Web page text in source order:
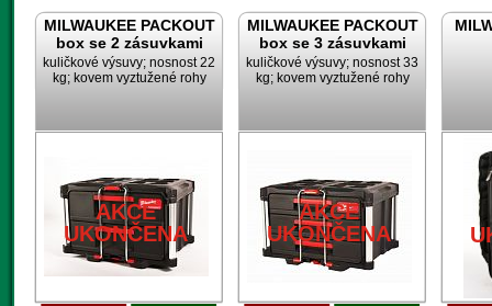
MILWAUKEE PACKOUT
box se 2 zásuvkami
kuličkové výsuvy; nosnost 22
kg; kovem vyztužené rohy
AKCE
UKONČENA
MILWAUKEE PACKOUT
box se 3 zásuvkami
kuličkové výsuvy; nosnost 33
kg; kovem vyztužené rohy
AKCE
UKONČENA